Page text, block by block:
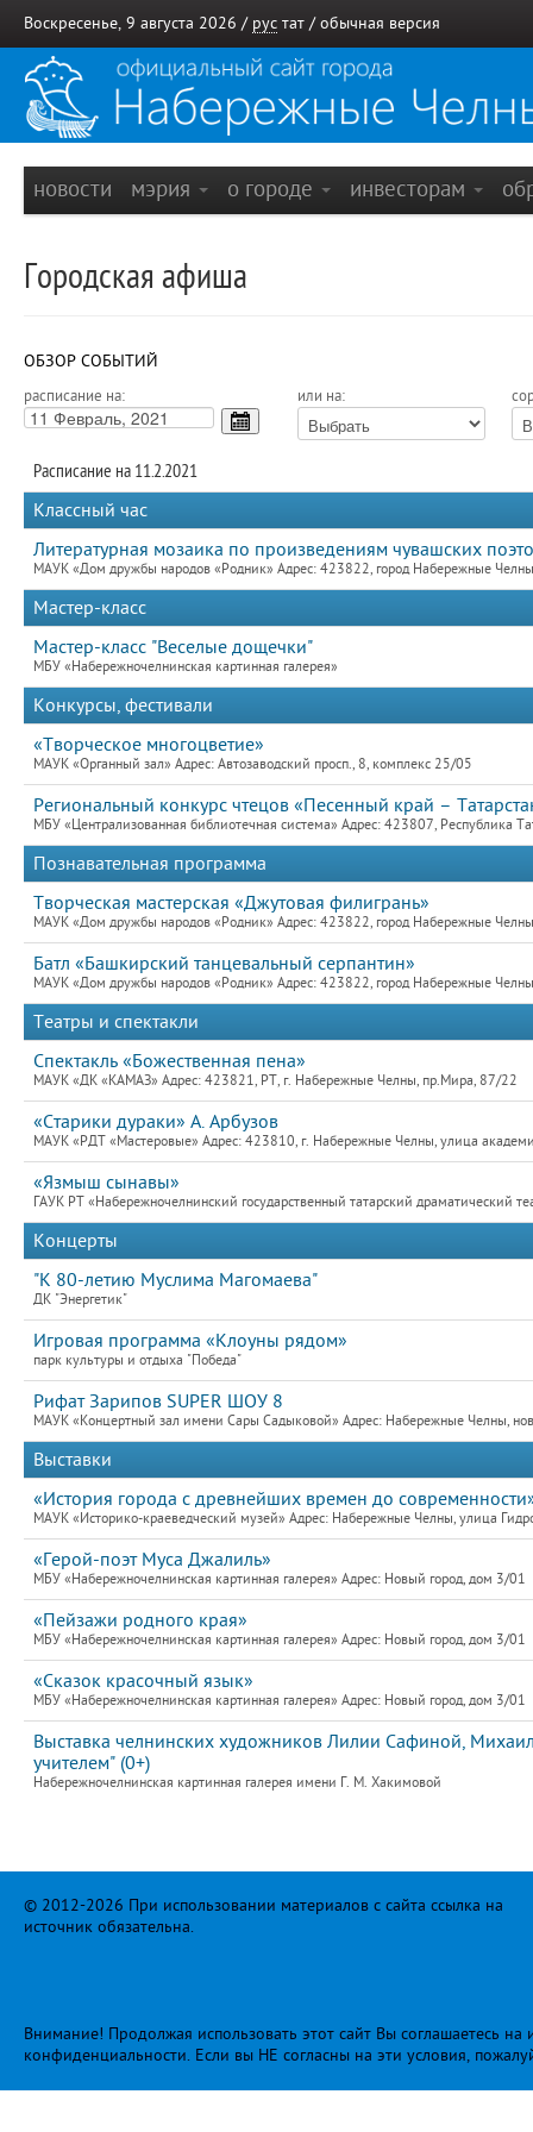
Воскресенье, 9 августа 2026 / рус тат / обычная версия
новости мэрия о городе инвесторам
Городская афиша
ОБЗОР СОБЫТИЙ
расписание на: или на:
Расписание на 11.2.2021
Классный час
Литературная мозаика по произведениям чувашских
МАУК «Дом дружбы народов «Родник» Адрес: 423822, город Набережные
Мастер-класс
Мастер-класс "Веселые дощечки"
МБУ «Набережночелнинская картинная галерея»
Конкурсы, фестивали
«Творческое многоцветие»
МАУК «Органный зал» Адрес: Автозаводский просп., 8, комплекс 25/05
Региональный конкурс чтецов «Песенный край –
МБУ «Централизованная библиотечная система» Адрес: 423807,
Познавательная программа
Творческая мастерская «Джутовая филигрань»
МАУК «Дом дружбы народов «Родник» Адрес: 423822, город Набережные
Батл «Башкирский танцевальный серпантин»
МАУК «Дом дружбы народов «Родник» Адрес: 423822, город Набережные
Театры и спектакли
Спектакль «Божественная пена»
МАУК «ДК «КАМАЗ» Адрес: 423821, РТ, г. Набережные Челны, пр.Мира, 87/22
«Старики дураки» А. Арбузов
МАУК «РДТ «Мастеровые» Адрес: 423810, г. Набережные Челны, улица
«Язмыш сынавы»
ГАУК РТ «Набережночелнинский государственный татарский драматический
Концерты
"К 80-летию Муслима Магомаева"
ДК "Энергетик"
Игровая программа «Клоуны рядом»
парк культуры и отдыха "Победа"
Рифат Зарипов SUPER ШОУ 8
МАУК «Концертный зал имени Сары Садыковой» Адрес: Набережные Челны,
Выставки
«История города с древнейших времен до
МАУК «Историко-краеведческий музей» Адрес: Набережные Челны, улица
«Герой-поэт Муса Джалиль»
МБУ «Набережночелнинская картинная галерея» Адрес: Новый город, дом 3/01
«Пейзажи родного края»
МБУ «Набережночелнинская картинная галерея» Адрес: Новый город, дом 3/01
«Сказок красочный язык»
МБУ «Набережночелнинская картинная галерея» Адрес: Новый город, дом 3/01
Выставка челнинских художников Лилии Сафиной,
учителем" (0+)
Набережночелнинская картинная галерея имени Г. М. Хакимовой
© 2012-2026 При использовании материалов с сайта ссылка на
источник обязательна.
Внимание! Продолжая использовать этот сайт Вы соглашаетесь
конфиденциальности. Если вы НЕ согласны на эти условия,